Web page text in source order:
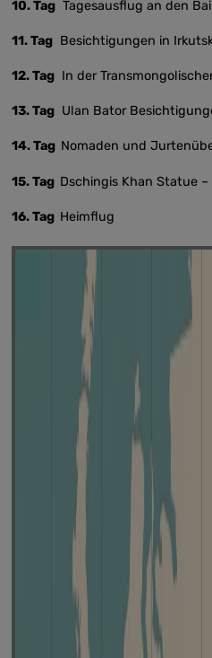
10. Tag Tagesausflug an den
11. Tag Besichtigungen in
12. Tag In der
13. Tag Ulan Bator
14. Tag Nomaden und
15. Tag Dschingis Khan Statue
16. Tag Heimflug